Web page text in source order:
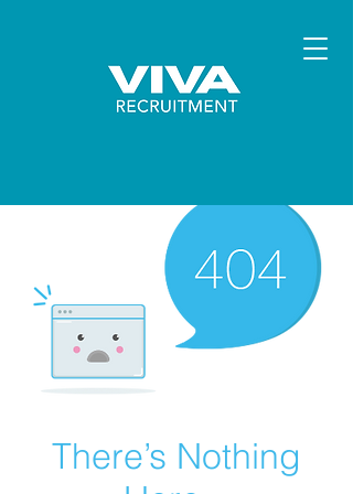
There’s Nothing